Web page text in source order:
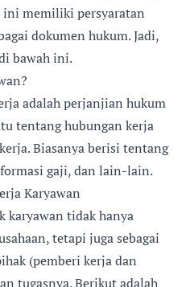
ini memiliki persyaratan
dokumen hukum. Jadi,
bawah ini.
adalah perjanjian hukum
tentang hubungan kerja
Biasanya berisi tentang
gaji, dan lain-lain.
Karyawan
karyawan tidak hanya
tetapi juga sebagai
(pemberi kerja dan
tugasnya. Berikut adalah